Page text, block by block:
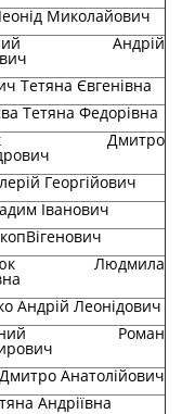
Миколайович
Андрій
Тетяна Євгенівна
Тетяна Федорівна
Дмитро
Георгійович
Іванович
Людмила
Андрій Леонідович
Роман
Анатолійович
Андріївна